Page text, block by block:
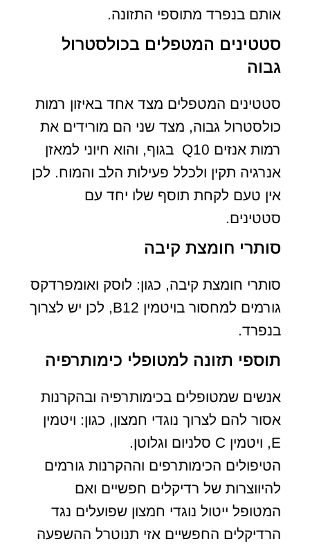
אותם בנפרד מתוספי התזונה.
סטטינים המטפלים בכולסטרול
גבוה
סטטינים המטפלים מצד אחד באיזון רמות
כולסטרול גבוה, מצד שני הם מורידים את
רמות אנזים Q10 בגוף, והוא חיוני למאזן
אנרגיה תקין ולכלל פעילות הלב והמוח. לכן
אין טעם לקחת תוסף שלו יחד עם
סטטינים.
סותרי חומצת קיבה
סותרי חומצת קיבה, כגון: לוסק ואומפרדקס
גורמים למחסור בויטמין B12, לכן יש לצרוך
בנפרד.
תוספי תזונה למטופלי כימותרפיה
אנשים שמטופלים בכימותרפיה ובהקרנות
אסור להם לצרוך נוגדי חמצון, כגון: ויטמין
E, ויטמין C סלניום וגלוטן.
הטיפולים הכימותרפים וההקרנות גורמים
להיווצרות של רדיקלים חפשיים ואם
המטופל ייטול נוגדי חמצון שפועלים נגד
הרדיקלים החפשיים אזי תנוטרל ההשפעה